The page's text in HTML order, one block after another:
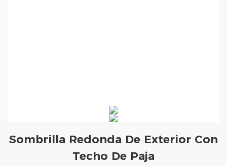
Sombrilla Redonda De Exterior Con
Techo De Paja